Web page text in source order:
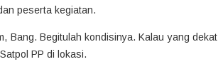
peserta kegiatan.
Bang. Begitulah kondisinya. Kalau yang dekat
PP di lokasi.